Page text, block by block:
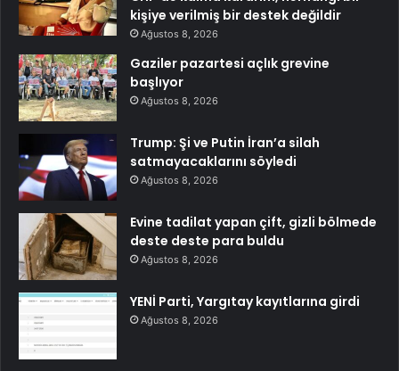
kişiye verilmiş bir destek değildir
Ağustos 8, 2026
Gaziler pazartesi açlık grevine
başlıyor
Ağustos 8, 2026
Trump: Şi ve Putin İran’a silah
satmayacaklarını söyledi
Ağustos 8, 2026
Evine tadilat yapan çift, gizli bölmede
deste deste para buldu
Ağustos 8, 2026
YENİ Parti, Yargıtay kayıtlarına girdi
Ağustos 8, 2026